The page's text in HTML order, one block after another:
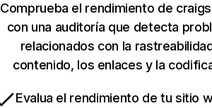
Comprueba el rendimiento de
con una auditoría que detecta
relacionados con la
contenido, los enlaces y la
Evalua el rendimiento de tu sitio